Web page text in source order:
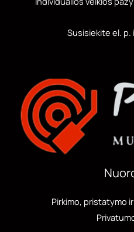
Susisiekite el.
Pirkimo, pristatymo